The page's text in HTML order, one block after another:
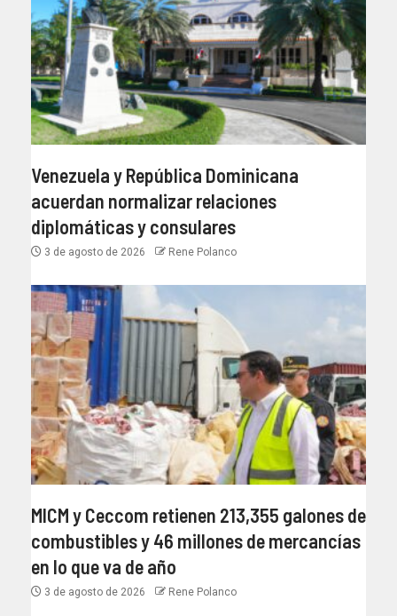
Venezuela y República Dominicana
acuerdan normalizar relaciones
diplomáticas y consulares
3 de agosto de 2026 Rene Polanco
MICM y Ceccom retienen 213,355 galones de
combustibles y 46 millones de mercancías
en lo que va de año
3 de agosto de 2026 Rene Polanco